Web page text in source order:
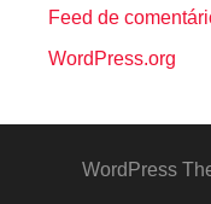
Feed de
WordPress.org
WordPress